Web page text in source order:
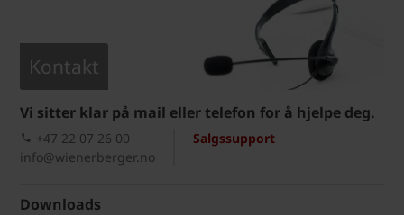
Kontakt
Vi sitter klar på mail eller telefon for å hjelpe deg.
Salgssupport
+47 22 07 26 00
info@wienerberger.no
Downloads